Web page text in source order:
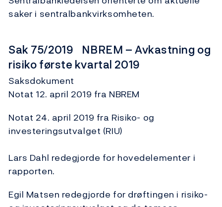
saker i sentralbankvirksomheten.
Sak 75/2019 NBREM – Avkastning og
risiko første kvartal 2019
Saksdokument
Notat 12. april 2019 fra NBREM
Notat 24. april 2019 fra Risiko- og
investeringsutvalget (RIU)
Lars Dahl redegjorde for hovedelementer i
rapporten.
Egil Matsen redegjorde for drøftingen i risiko-